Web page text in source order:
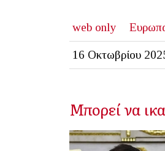
web only
16 Οκτωβρίου
Μπορεί να